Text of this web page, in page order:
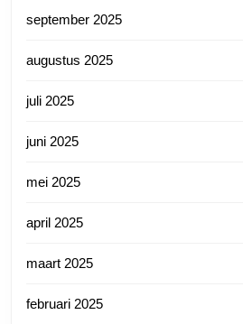
september 2025
augustus 2025
juli 2025
juni 2025
mei 2025
april 2025
maart 2025
februari 2025